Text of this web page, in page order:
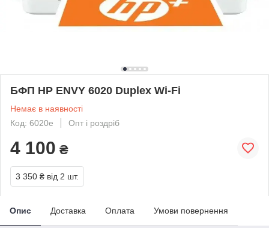
БФП HP ENVY 6020 Duplex Wi-Fi
Немає в наявності
Код: 6020e
Опт і роздріб
4 100 ₴
3 350 ₴ від 2 шт.
Опис Доставка Оплата Умови повернення